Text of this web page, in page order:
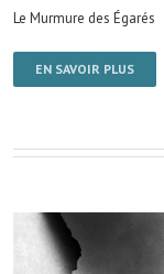
Le Murmure des Égarés
EN SAVOIR PLUS